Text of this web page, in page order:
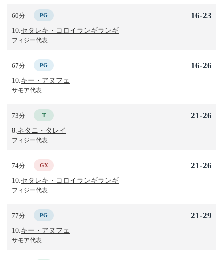
60分 PG
10. セタレキ・コロイランギランギ
フィジー代表
16-23
67分 PG
10. キー・アヌフェ
サモア代表
16-26
73分 T
8. ネタニ・タレイ
フィジー代表
21-26
74分 GX
10. セタレキ・コロイランギランギ
フィジー代表
21-26
77分 PG
10. キー・アヌフェ
サモア代表
21-29